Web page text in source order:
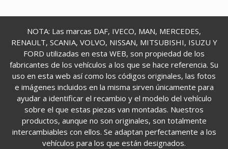
NOTA: Las marcas DAF, IVECO, MAN, MERCEDES,
RENAULT, SCANIA, VOLVO, NISSAN, MITSUBISHI, ISUZU Y
FORD utilizadas en esta WEB, son propiedad de los
fabricantes de los vehículos a los que se hace referencia. Su
uso en esta web así como los códigos originales, las fotos
e imágenes incluidos en la misma sirven únicamente para
ayudar a identificar el recambio y el modelo del vehículo
sobre el que estas piezas van montadas. Nuestros
productos, aunque no son originales, son totalmente
intercambiables con ellos. Se adaptan perfectamente a los
vehículos para los que están designados.